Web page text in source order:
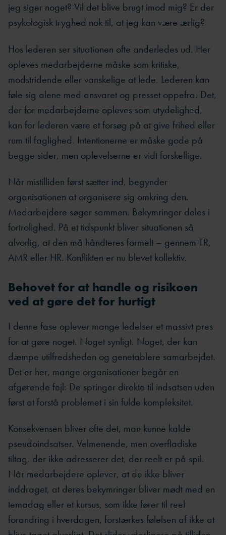
jeg siger noget? Vil det blive brugt imod mig? Er der
psykologisk tryghed nok til, at jeg kan være ærlig?
Hos lederen ser situationen ofte anderledes ud. Her
opleves medarbejderne måske som kritiske,
modstridende eller vanskelige at lede. Lederen kan
føle sig alene med ansvaret og presset oppefra. Det,
der for medarbejderne opleves som utydelighed,
kan for lederen være et forsøg på at give frihed eller
rum til faglighed. Intentionerne er måske gode på
begge sider, men oplevelserne er vidt forskellige.
Når mistilliden først sætter ind, begynder
organisationen at organisere sig omkring den.
Medarbejdere søger sammen. Bekymringer deles i
fortrolighed. På et tidspunkt bliver situationen så
alvorlig, at den må håndteres formelt – gennem TR,
AMR eller HR. Konflikten er nu blevet kollektiv.
Behovet for at handle og risikoen
ved at gøre det for hurtigt
I denne fase oplever mange ledelser et massivt pres
for at gøre noget. Noget synligt. Noget, der kan
dæmpe utilfredsheden og genetablere samarbejdet.
Det er her, mange organisationer begår en
afgørende fejl: De springer direkte til indsatsen uden
først at forstå problemet i sin fulde kompleksitet.
Konsekvensen bliver ofte det, man kunne kalde
pseudoindsatser. Velmenende, men overfladiske
tiltag, der ikke adresserer det, der reelt er på spil.
Når medarbejdere oplever, at de ikke bliver
inddraget, at deres bekymringer bliver mødt med en
temadag eller et kursus, som ikke fører til reel
forandring i hverdagen, forstærkes følelsen af ikke at